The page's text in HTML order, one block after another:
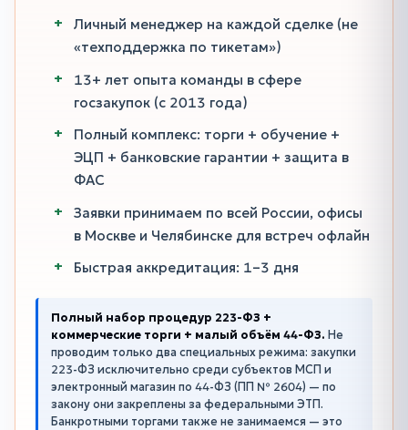
Личный менеджер на каждой сделке (не
«техподдержка по тикетам»)
13+ лет опыта команды в сфере
госзакупок (с 2013 года)
Полный комплекс: торги + обучение +
ЭЦП + банковские гарантии + защита в
ФАС
Заявки принимаем по всей России, офисы
в Москве и Челябинске для встреч офлайн
Быстрая аккредитация: 1–3 дня
Полный набор процедур 223-ФЗ +
коммерческие торги + малый объём 44-ФЗ. Не
проводим только два специальных режима: закупки
223-ФЗ исключительно среди субъектов МСП и
электронный магазин по 44-ФЗ (ПП № 2604) — по
закону они закреплены за федеральными ЭТП.
Банкротными торгами также не занимаемся — это